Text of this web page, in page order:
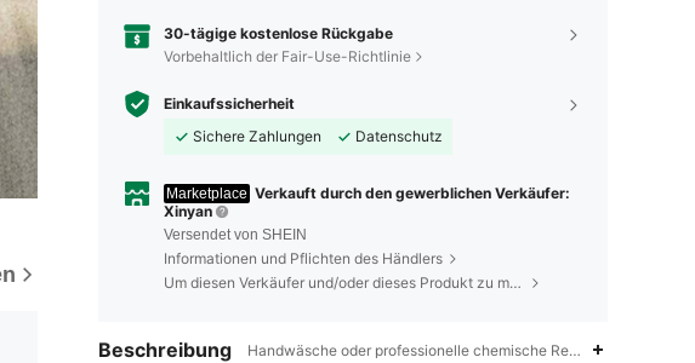
30-tägige kostenlose Rückgabe
Vorbehaltlich der Fair-Use-Richtlinie
Einkaufssicherheit
Sichere Zahlungen
Datenschutz
Marketplace Verkauft durch den gewerblichen Verkäufer:
Xinyan
Versendet von SHEIN
Informationen und Pflichten des Händlers
Um diesen Verkäufer und/oder dieses Produkt zu melden
Beschreibung Handwäsche oder professionelle chemische